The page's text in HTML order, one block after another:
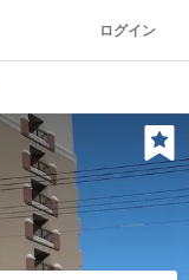
ログイン